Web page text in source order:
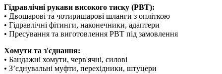
Гідравлічні рукави високого тиску (РВТ):
• Двошарові та чотиришарові шланги з опліткою
• Гідравлічні фітинги, наконечники, адаптери
• Пресування та виготовлення РВТ під замовлення
Хомути та з'єднання:
• Бандажні хомути, черв'ячні, силові
• З’єднувальні муфти, перехідники, штуцери